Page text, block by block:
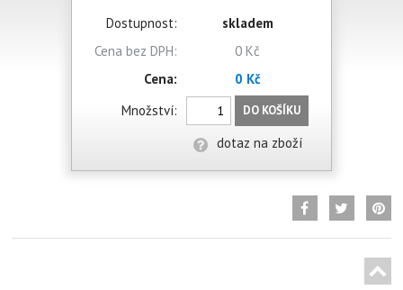
Dostupnost:
skladem
Cena bez DPH:
0 Kč
Cena:
0 Kč
Množství:
DO KOŠÍKU
dotaz na zboží